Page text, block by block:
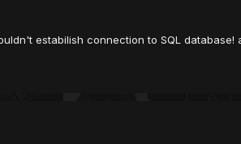
estabilish connection to SQL database!